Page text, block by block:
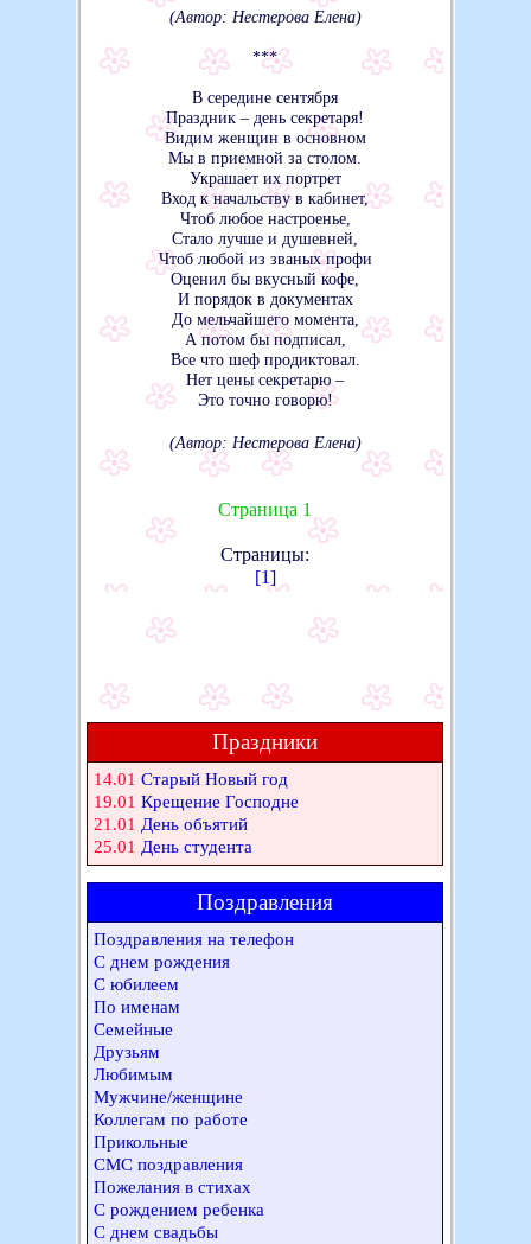
(Автор: Нестерова Елена)
***
В середине сентября
Праздник – день секретаря!
Видим женщин в основном
Мы в приемной за столом.
Украшает их портрет
Вход к начальству в кабинет,
Чтоб любое настроенье,
Стало лучше и душевней,
Чтоб любой из званых профи
Оценил бы вкусный кофе,
И порядок в документах
До мельчайшего момента,
А потом бы подписал,
Все что шеф продиктовал.
Нет цены секретарю –
Это точно говорю!
(Автор: Нестерова Елена)
Страница 1
Страницы:
[1]
Праздники
14.01 Старый Новый год
19.01 Крещение Господне
21.01 День объятий
25.01 День студента
Поздравления
Поздравления на телефон
С днем рождения
С юбилеем
По именам
Семейные
Друзьям
Любимым
Мужчине/женщине
Коллегам по работе
Прикольные
СМС поздравления
Пожелания в стихах
С рождением ребенка
С днем свадьбы